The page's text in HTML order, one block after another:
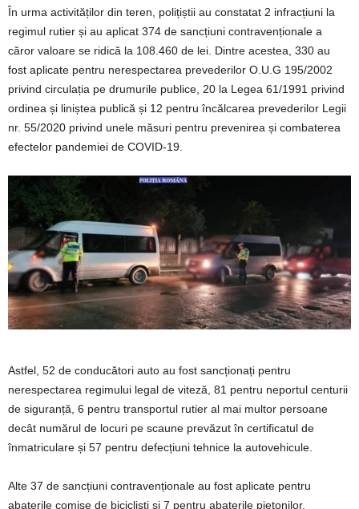
În urma activităților din teren, polițiștii au constatat 2 infracțiuni la
regimul rutier și au aplicat 374 de sancțiuni contravenționale a
căror valoare se ridică la 108.460 de lei. Dintre acestea, 330 au
fost aplicate pentru nerespectarea prevederilor O.U.G 195/2002
privind circulația pe drumurile publice, 20 la Legea 61/1991 privind
ordinea și liniștea publică și 12 pentru încălcarea prevederilor Legii
nr. 55/2020 privind unele măsuri pentru prevenirea și combaterea
efectelor pandemiei de COVID-19.
Astfel, 52 de conducători auto au fost sancționați pentru
nerespectarea regimului legal de viteză, 81 pentru neportul centurii
de siguranță, 6 pentru transportul rutier al mai multor persoane
decât numărul de locuri pe scaune prevăzut în certificatul de
înmatriculare și 57 pentru defecțiuni tehnice la autovehicule.
Alte 37 de sancțiuni contravenționale au fost aplicate pentru
abaterile comise de bicicliști și 7 pentru abaterile pietonilor.